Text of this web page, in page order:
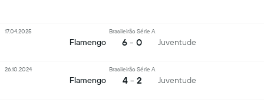
Flamengo
Brasileirão Série A
6 - 0 Juventude
17.04.2025
Flamengo
Brasileirão Série A
4 - 2 Juventude
26.10.2024